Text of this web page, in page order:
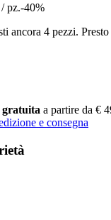
/ pz.-40%
ancora 4 pezzi.
gratuita a partire da €
e consegna